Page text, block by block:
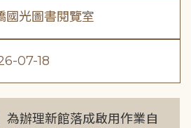
國光圖書閱覽室
07-18
為辦理新館落成啟用作業自